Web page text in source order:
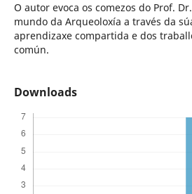
O autor evoca os comezos do Prof.
mundo da Arqueoloxía a través da
aprendizaxe compartida e dos
común.
Downloads